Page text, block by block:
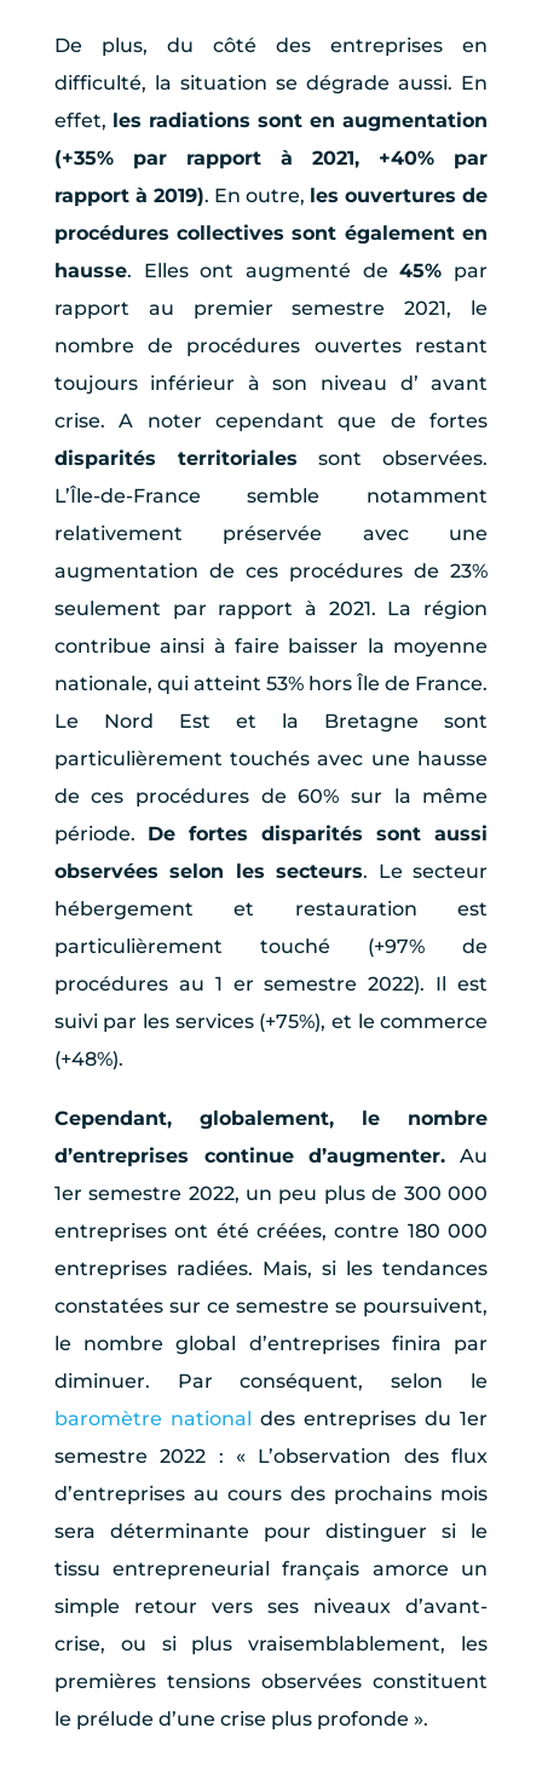
De plus, du côté des entreprises en
difficulté, la situation se dégrade aussi. En
effet, les radiations sont en augmentation
(+35% par rapport à 2021, +40% par
rapport à 2019). En outre, les ouvertures de
procédures collectives sont également en
hausse. Elles ont augmenté de45% par
rapport au premier semestre 2021, le
nombre de procédures ouvertes restant
toujours inférieur à son niveau d’ avant
crise. A noter cependant que de fortes
disparités territoriales sont observées.
L’Île-de-France semble notamment
relativement préservée avec une
augmentation de ces procédures de 23%
seulement par rapport à 2021. La région
contribue ainsi à faire baisser la moyenne
nationale, qui atteint 53% hors Île de France.
Le Nord Est et la Bretagne sont
particulièrement touchés avec une hausse
de ces procédures de 60% sur la même
période. De fortes disparités sont aussi
observées selon les secteurs. Le secteur
hébergement et restauration est
particulièrement touché (+97% de
procédures au 1 er semestre 2022). Il est
suivi par les services (+75%), et le commerce
(+48%).
Cependant, globalement, le nombre
d’entreprises continue d’augmenter. Au
1er semestre 2022, un peu plus de 300 000
entreprises ont été créées, contre 180 000
entreprises radiées. Mais, si les tendances
constatées sur ce semestre se poursuivent,
le nombre global d’entreprises finira par
diminuer. Par conséquent, selon le
baromètre national des entreprises du 1er
semestre 2022 : « L’observation des flux
d’entreprises au cours des prochains mois
sera déterminante pour distinguer si le
tissu entrepreneurial français amorce un
simple retour vers ses niveaux d’avant-
crise, ou si plus vraisemblablement, les
premières tensions observées constituent
le prélude d’une crise plus profonde ».